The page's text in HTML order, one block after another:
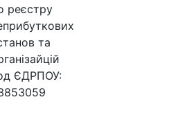
реєстру
та
ЄДРПОУ: